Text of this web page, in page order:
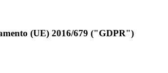
(UE) 2016/679 ("GDPR")